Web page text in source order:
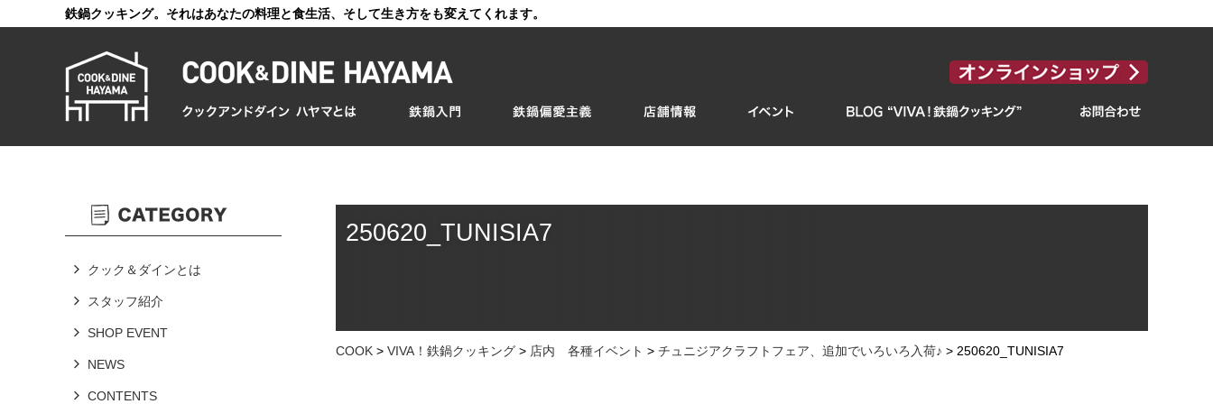
鉄鍋クッキング。それはあなたの料理と食生活、そして生き方をも変えてくれます。
250620_TUNISIA7
COOK > VIVA！鉄鍋クッキング > 店内 各種イベント > チュニジアクラフトフェア、追加でいろいろ入荷♪ > 250620_TUNISIA7
クック＆ダインとは
スタッフ紹介
SHOP EVENT
NEWS
CONTENTS